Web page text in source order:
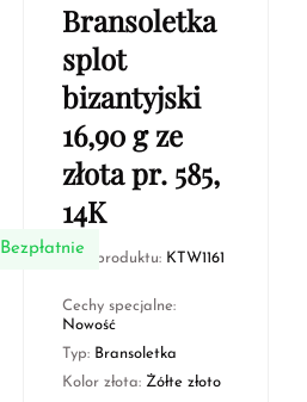
Bezpłatnie
Bransoletka
splot
bizantyjski
16,90 g ze
złota pr. 585,
14K
Kod produktu: KTW1161
Cechy specjalne:
Nowość
Typ: Bransoletka
Kolor złota: Żółte złoto